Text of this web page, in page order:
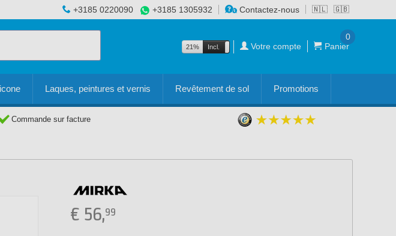
🇳🇱 🇬🇧
+3185 0220090 +3185 1305932 Contactez-nous
21% Incl. Excl. Votre compte Panier
0
Laques, peintures et vernis Revêtement de sol Promotions
Commande sur facture
€ 56,99